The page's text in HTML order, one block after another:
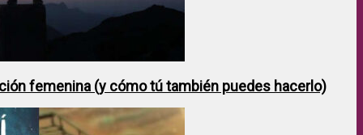
femenina (y cómo tú también puedes hacerlo)